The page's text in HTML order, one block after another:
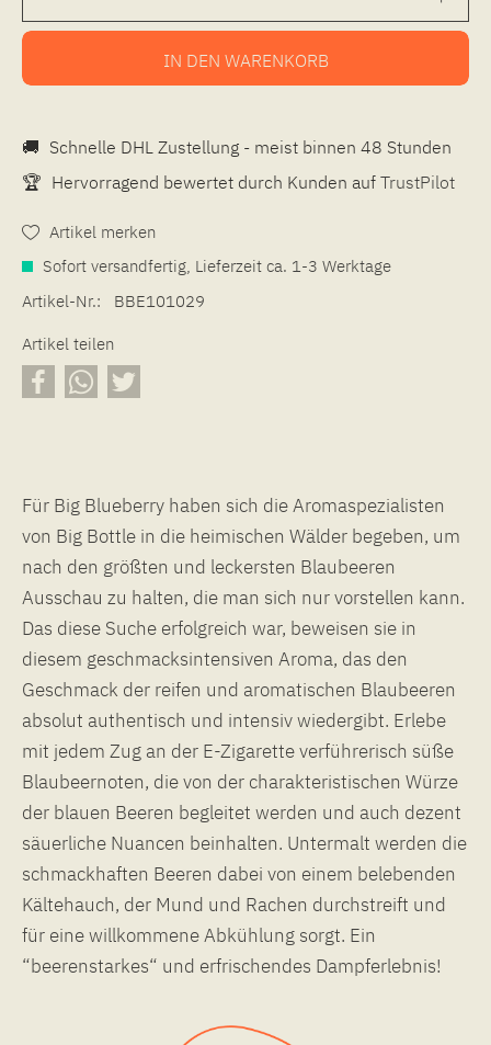
IN DEN WARENKORB
🚚 Schnelle DHL Zustellung - meist binnen 48 Stunden
🏆 Hervorragend bewertet durch Kunden auf TrustPilot
Artikel merken
Sofort versandfertig, Lieferzeit ca. 1-3 Werktage
Artikel-Nr.:
BBE101029
Artikel teilen
Für Big Blueberry haben sich die Aromaspezialisten
von Big Bottle in die heimischen Wälder begeben, um
nach den größten und leckersten Blaubeeren
Ausschau zu halten, die man sich nur vorstellen kann.
Das diese Suche erfolgreich war, beweisen sie in
diesem geschmacksintensiven Aroma, das den
Geschmack der reifen und aromatischen Blaubeeren
absolut authentisch und intensiv wiedergibt. Erlebe
mit jedem Zug an der E-Zigarette verführerisch süße
Blaubeernoten, die von der charakteristischen Würze
der blauen Beeren begleitet werden und auch dezent
säuerliche Nuancen beinhalten. Untermalt werden die
schmackhaften Beeren dabei von einem belebenden
Kältehauch, der Mund und Rachen durchstreift und
für eine willkommene Abkühlung sorgt. Ein
“beerenstarkes“ und erfrischendes Dampferlebnis!